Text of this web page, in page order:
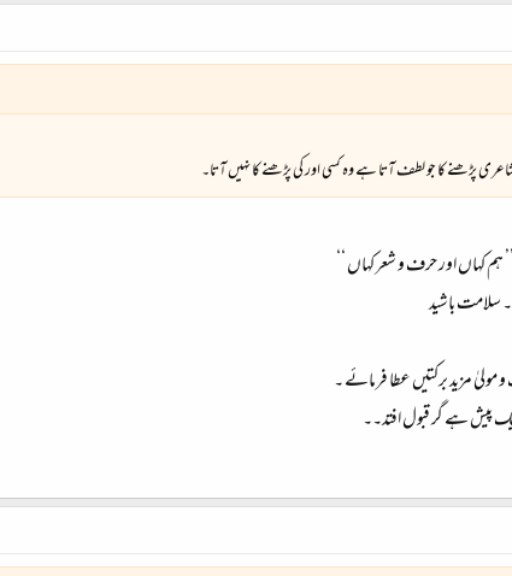
پڑھنے کا جو لطف آتا ہے وہ کسی اور کی پڑھنے کا نہیں آتا۔
کہاں اور حرف و شعر کہاں ‘‘
سلامت باشید
مزید برکتیں عطا فرمائے ۔
پیش ہے گر قبول افتد۔۔